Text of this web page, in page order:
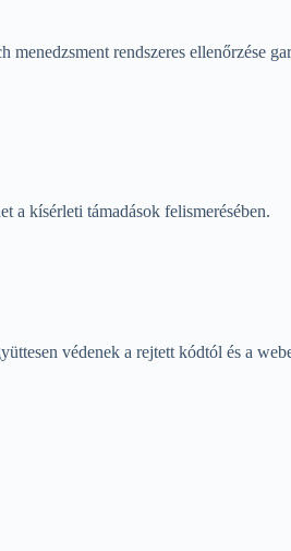
rendszeres ellenőrzése
a kísérleti támadások felismerésében.
védenek a rejtett kódtól és a